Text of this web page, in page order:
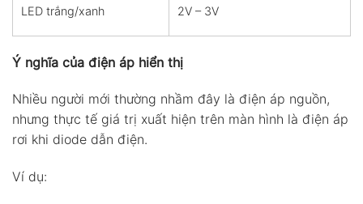
LED trắng/xanh 2V – 3V
Ý nghĩa của điện áp hiển thị
Nhiều người mới thường nhầm đây là điện áp nguồn,
nhưng thực tế giá trị xuất hiện trên màn hình là điện áp
rơi khi diode dẫn điện.
Ví dụ: